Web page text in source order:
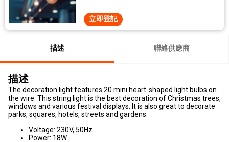
立即登記
描述 聯絡供應商
描述
The decoration light features 20 mini heart-shaped light bulbs on
the wire. This string light is the best decoration of Christmas trees,
windows and various festival displays. It is also great to decorate
parks, squares, hotels, streets and gardens.
Voltage: 230V, 50Hz.
Power: 18W.